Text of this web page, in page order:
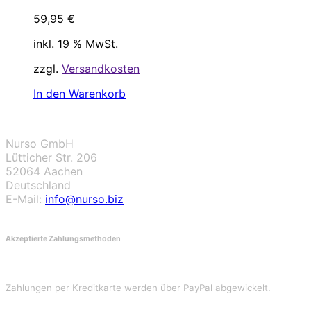
59,95 €
inkl. 19 % MwSt.
zzgl. Versandkosten
In den Warenkorb
Nurso GmbH
Lütticher Str. 206
52064 Aachen
Deutschland
E-Mail: info@nurso.biz
Akzeptierte Zahlungsmethoden
Zahlungen per Kreditkarte werden über PayPal abgewickelt.